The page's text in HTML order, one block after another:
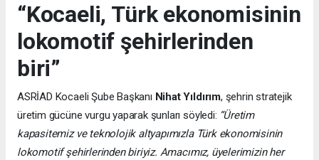
“Kocaeli, Türk ekonomisinin
lokomotif şehirlerinden
biri”
ASRİAD Kocaeli Şube Başkanı Nihat Yıldırım, şehrin stratejik
üretim gücüne vurgu yaparak şunları söyledi: “Üretim
kapasitemiz ve teknolojik altyapımızla Türk ekonomisinin
lokomotif şehirlerinden biriyiz. Amacımız, üyelerimizin her